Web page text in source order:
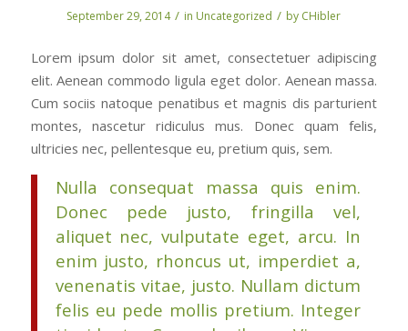
September 29, 2014 / in Uncategorized / by CHibler
Lorem ipsum dolor sit amet, consectetuer adipiscing
elit. Aenean commodo ligula eget dolor. Aenean massa.
Cum sociis natoque penatibus et magnis dis parturient
montes, nascetur ridiculus mus. Donec quam felis,
ultricies nec, pellentesque eu, pretium quis, sem.
Nulla consequat massa quis enim.
Donec pede justo, fringilla vel,
aliquet nec, vulputate eget, arcu. In
enim justo, rhoncus ut, imperdiet a,
venenatis vitae, justo. Nullam dictum
felis eu pede mollis pretium. Integer